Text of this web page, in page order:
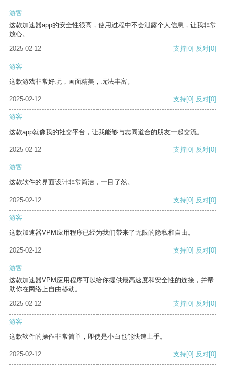
游客
这款加速器app的安全性很高，使用过程中不会泄露个人信息，让我非常
放心。
2025-02-12
支持[0] 反对[0]
游客
这款游戏非常好玩，画面精美，玩法丰富。
2025-02-12 支持[0] 反对[0]
游客
这款app就像我的社交平台，让我能够与志同道合的朋友一起交流。
2025-02-12 支持[0] 反对[0]
游客
这款软件的界面设计非常简洁，一目了然。
2025-02-12 支持[0] 反对[0]
游客
这款加速器VPM应用程序已经为我们带来了无限的隐私和自由。
2025-02-12 支持[0] 反对[0]
游客
这款加速器VPM应用程序可以给你提供最高速度和安全性的连接，并帮
助你在网络上自由移动。
2025-02-12
支持[0] 反对[0]
游客
这款软件的操作非常简单，即使是小白也能快速上手。
2025-02-12 支持[0] 反对[0]